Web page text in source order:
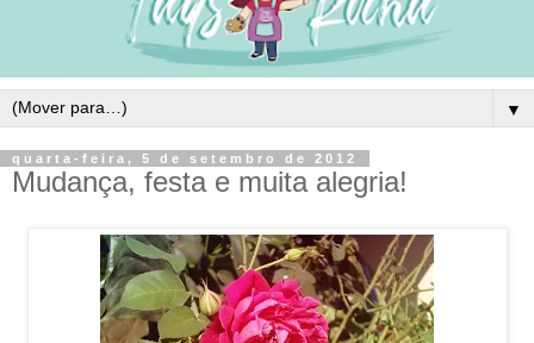
▼
quarta-feira, 5 de setembro de 2012
Mudança, festa e muita alegria!